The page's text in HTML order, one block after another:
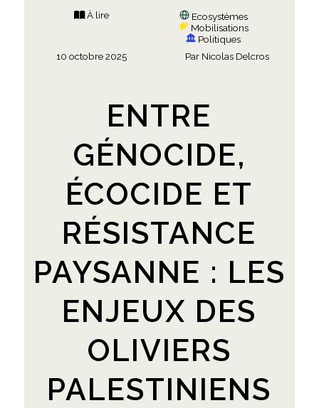
À lire
Ecosystèmes
Mobilisations
Politiques
10 octobre 2025
Par Nicolas Delcros
ENTRE
GÉNOCIDE,
ÉCOCIDE ET
RÉSISTANCE
PAYSANNE : LES
ENJEUX DES
OLIVIERS
PALESTINIENS